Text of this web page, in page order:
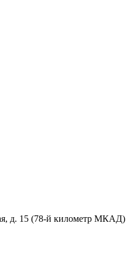
д. 15 (78-й километр МКАД)